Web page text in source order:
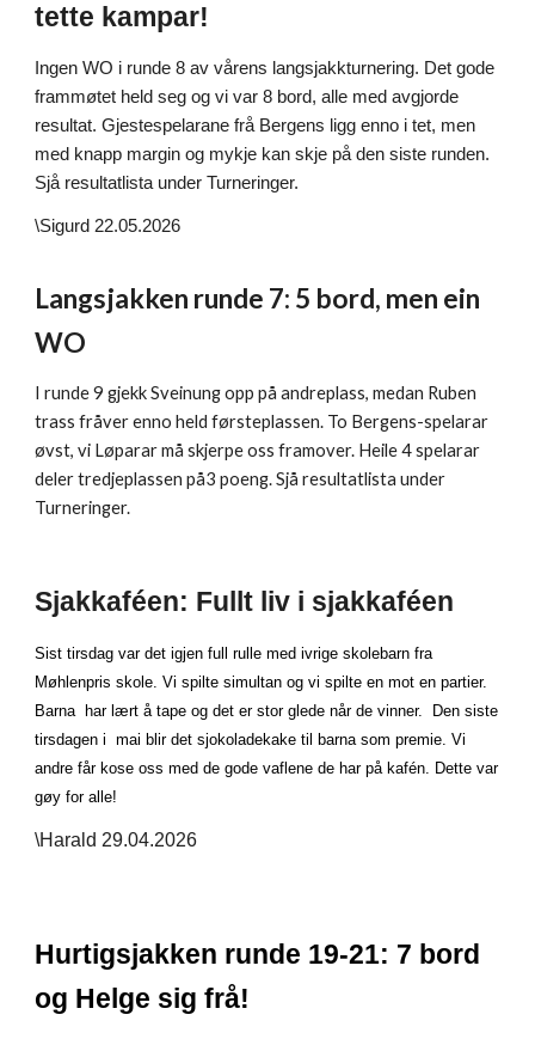
tette kampar!
Ingen WO i runde 8 av vårens langsjakkturnering. Det gode
frammøtet held seg og vi var 8 bord, alle med avgjorde
resultat. Gjestespelarane frå Bergens ligg enno i tet, men
med knapp margin og mykje kan skje på den siste runden.
Sjå resultatlista under Turneringer.
\Sigurd 22.05.2026
Langsjakken runde 7: 5 bord, men ein
WO
I runde 9 gjekk Sveinung opp på andreplass, medan Ruben
trass fråver enno held førsteplassen. To Bergens-spelarar
øvst, vi Løparar må skjerpe oss framover. Heile 4 spelarar
deler tredjeplassen på3 poeng. Sjå resultatlista under
Turneringer.
Sjakkaféen: Fullt liv i sjakkaféen
Sist tirsdag var det igjen full rulle med ivrige skolebarn fra
Møhlenpris skole. Vi spilte simultan og vi spilte en mot en partier.
Barna har lært å tape og det er stor glede når de vinner. Den siste
tirsdagen i mai blir det sjokoladekake til barna som premie. Vi
andre får kose oss med de gode vaflene de har på kafén. Dette var
gøy for alle!
\Harald 29.04.2026
Hurtigsjakken runde 19-21: 7 bord
og Helge sig frå!